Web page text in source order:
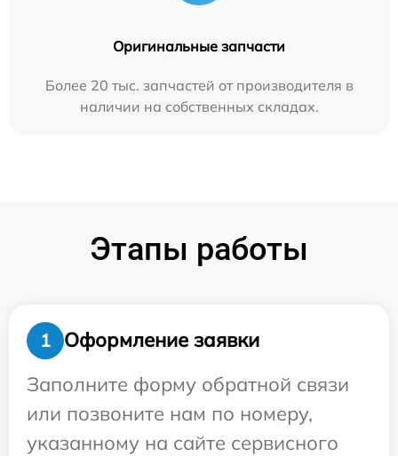
Оригинальные запчасти
Более 20 тыс. запчастей от производителя в
наличии на собственных складах.
Этапы работы
1
Оформление заявки
Заполните форму обратной связи
или позвоните нам по номеру,
указанному на сайте сервисного